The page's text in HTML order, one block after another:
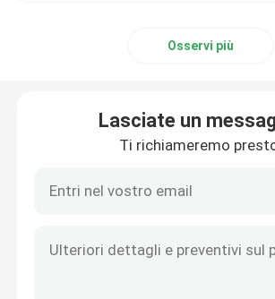
Osservi più
Lasciate un
Ti richiameremo